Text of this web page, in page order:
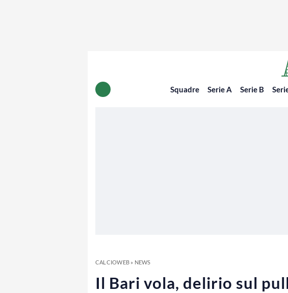
Squadre Serie A Serie B
CALCIOWEB» NEWS
Il Bari vola, delirio sul